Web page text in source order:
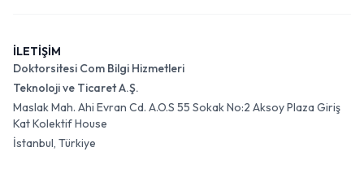
İLETİŞİM
Doktorsitesi Com Bilgi Hizmetleri
Teknoloji ve Ticaret A.Ş.
Maslak Mah. Ahi Evran Cd. A.O.S 55 Sokak No:2 Aksoy Plaza Giriş
Kat Kolektif House
İstanbul, Türkiye